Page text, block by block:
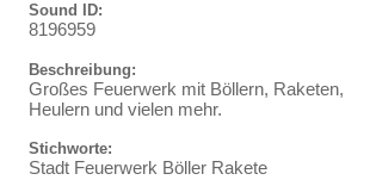
Sound ID:
8196959
Beschreibung:
Großes Feuerwerk mit Böllern, Raketen,
Heulern und vielen mehr.
Stichworte:
Stadt Feuerwerk Böller Rakete